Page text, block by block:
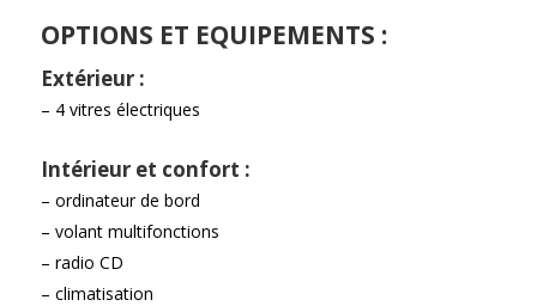
OPTIONS ET EQUIPEMENTS :
Extérieur :
– 4 vitres électriques
Intérieur et confort :
– ordinateur de bord
– volant multifonctions
– radio CD
– climatisation